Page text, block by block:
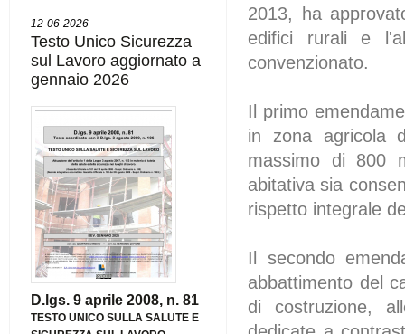
12-06-2026
Testo Unico Sicurezza
sul Lavoro aggiornato a
gennaio 2026
D.lgs. 9 aprile 2008, n. 81
TESTO UNICO SULLA SALUTE E
2013, ha
edifici rurali e
convenzionato.
Il primo
in zona agricola
massimo di 800
abitativa sia
rispetto integrale
Il secondo
abbattimento del
di costruzione,